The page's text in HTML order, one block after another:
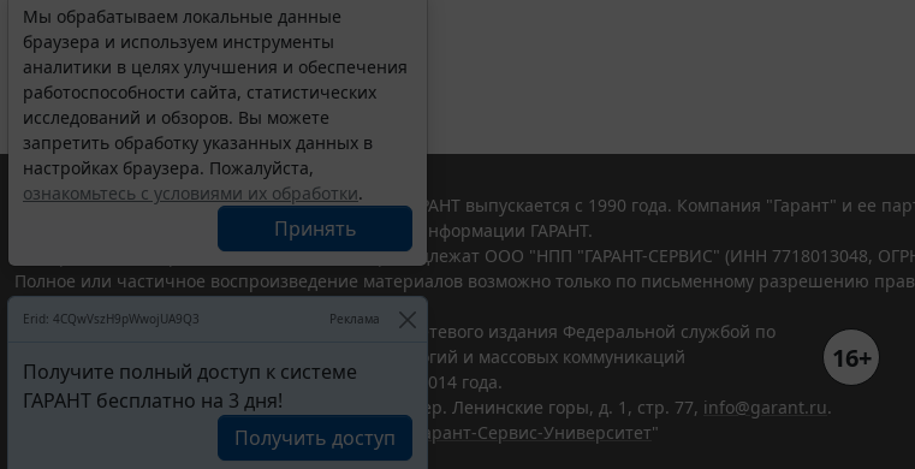
Выберите тему программы повышения квалификации
для юристов ...
Мы обрабатываем локальные данные
браузера и используем инструменты
аналитики в целях улучшения и обеспечения
работоспособности сайта, статистических
исследований и обзоров. Вы можете
запретить обработку указанных данных в
настройках браузера. Пожалуйста,
ознакомьтесь с условиями их обработки.
Принять
Erid: 4CQwVszH9pWwojUA9Q3 Реклама
Получите полный доступ к системе
ГАРАНТ бесплатно на 3 дня!
Получить доступ
© ООО "НПП "ГАРАНТ-СЕРВИС", 2026. Система ГАРАНТ выпускается с 1990 года. Компания "Гарант" и ее
участниками Российской ассоциации правовой информации ГАРАНТ.
Все права на материалы сайта ГАРАНТ.РУ принадлежат ООО "НПП "ГАРАНТ-СЕРВИС" (ИНН 7718013048,
Полное или частичное воспроизведение материалов возможно только по письменному разрешению
Портал ГАРАНТ.РУ зарегистрирован в качестве сетевого издания Федеральной службой по
надзору в сфере связи,информационных технологий и массовых коммуникаций
(Роскомнадзором), Эл № ФС77-58365 от 18 июня 2014 года.
16+
ООО "НПП "ГАРАНТ-СЕРВИС", 119234, г. Москва, тер. Ленинские горы, д. 1, стр. 77, info@garant.ru.
Разработчик ЭПС Система ГАРАНТ – ООО "НПП "
Гарант-Сервис-Университет"